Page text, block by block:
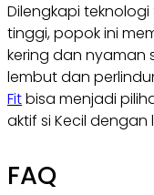
Dilengkapi
tinggi, popok ini
kering dan nyaman
lembut dan
Fitbisa menjadi
aktif si Kecil
FAQ